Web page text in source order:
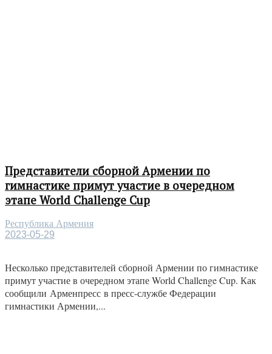
Представители сборной Армении по
гимнастике примут участие в очередном
этапе World Challenge Cup
Республика Армения
2023-05-29
Несколько представителей сборной Армении по гимнастике
примут участие в очередном этапе World Challenge Cup. Как
сообщили Арменпресс в пресс-службе Федерации
гимнастики Армении,...